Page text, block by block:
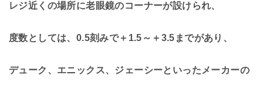
レジ近くの場所に老眼鏡のコーナーが設けられ、
度数としては、0.5刻みで＋1.5～＋3.5までがあり、
デューク、エニックス、ジェーシーといったメーカーの